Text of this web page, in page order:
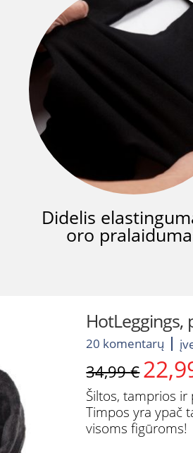
Didelis
oro
HotLeggings,
20 komentarų
34,99€ Original
price
was:
34,99 €.
Šiltos, tamprios
Timpos yra ypač
visoms figūroms!